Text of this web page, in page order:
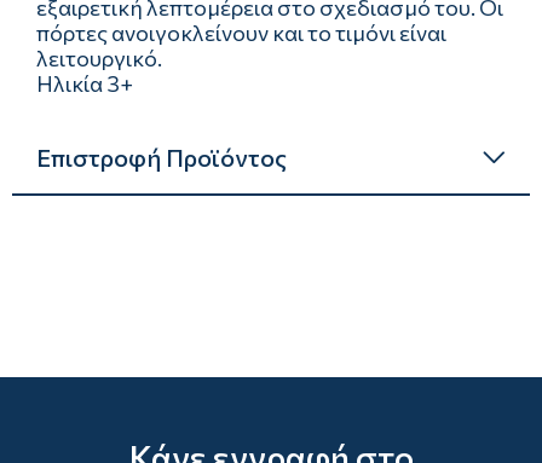
εξαιρετική λεπτομέρεια στο σχεδιασμό του. Οι
πόρτες ανοιγοκλείνουν και το τιμόνι είναι
λειτουργικό.
Ηλικία 3+
Επιστροφή Προϊόντος